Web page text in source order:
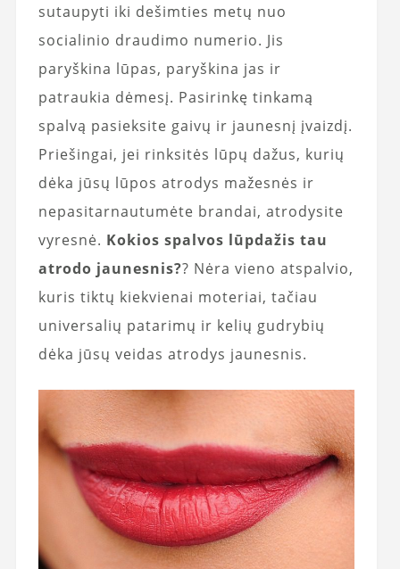
sutaupyti iki dešimties metų nuo
socialinio draudimo numerio. Jis
paryškina lūpas, paryškina jas ir
patraukia dėmesį. Pasirinkę tinkamą
spalvą pasieksite gaivų ir jaunesnį įvaizdį.
Priešingai, jei rinksitės lūpų dažus, kurių
dėka jūsų lūpos atrodys mažesnės ir
nepasitarnautumėte brandai, atrodysite
vyresnė. Kokios spalvos lūpdažis tau
atrodo jaunesnis?? Nėra vieno atspalvio,
kuris tiktų kiekvienai moteriai, tačiau
universalių patarimų ir kelių gudrybių
dėka jūsų veidas atrodys jaunesnis.